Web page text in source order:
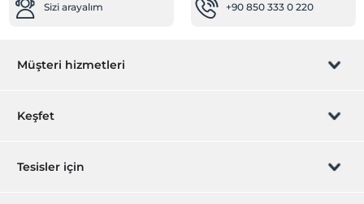
Sizi arayalım +90 850 333 0 220
Müşteri hizmetleri
Rezervasyon yönet
Keşfet
Hediye Kart
Tesisler için